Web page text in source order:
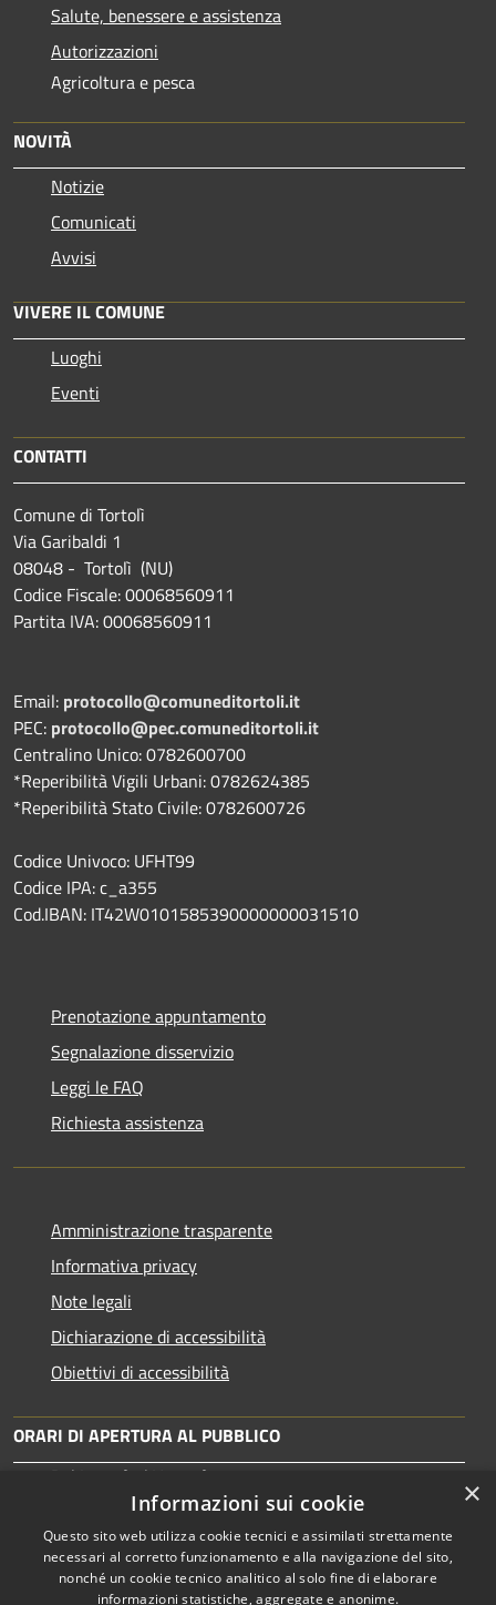
Salute, benessere e assistenza
Autorizzazioni
Agricoltura e pesca
NOVITÀ
Notizie
Comunicati
Avvisi
VIVERE IL COMUNE
Luoghi
Eventi
CONTATTI
Comune di Tortolì
Via Garibaldi 1
08048 - Tortolì (NU)
Codice Fiscale: 00068560911
Partita IVA: 00068560911
Email: protocollo@comuneditortoli.it
PEC: protocollo@pec.comuneditortoli.it
Centralino Unico: 0782600700
*Reperibilità Vigili Urbani: 0782624385
*Reperibilità Stato Civile: 0782600726
Codice Univoco: UFHT99
Codice IPA: c_a355
Cod.IBAN: IT42W0101585390000000031510
Prenotazione appuntamento
Segnalazione disservizio
Leggi le FAQ
Richiesta assistenza
Amministrazione trasparente
Informativa privacy
Note legali
Dichiarazione di accessibilità
Obiettivi di accessibilità
ORARI DI APERTURA AL PUBBLICO
Dal Lunedì al Venerdì: 10:00-13:30
Martedì: 15:30-17:00
×
Informazioni sui cookie
Questo sito web utilizza cookie tecnici e assimilati strettamente
necessari al corretto funzionamento e alla navigazione del sito,
nonché un cookie tecnico analitico al solo fine di elaborare
informazioni statistiche, aggregate e anonime.